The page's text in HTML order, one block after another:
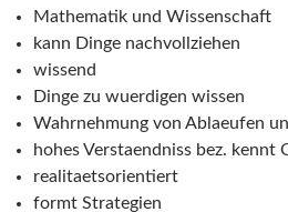
Mathematik und Wissenschaft
kann Dinge nachvollziehen
wissend
Dinge zu wuerdigen wissen
Wahrnehmung von Ablaeufen
hohes Verstaendniss bez. kennt
realitaetsorientiert
formt Strategien